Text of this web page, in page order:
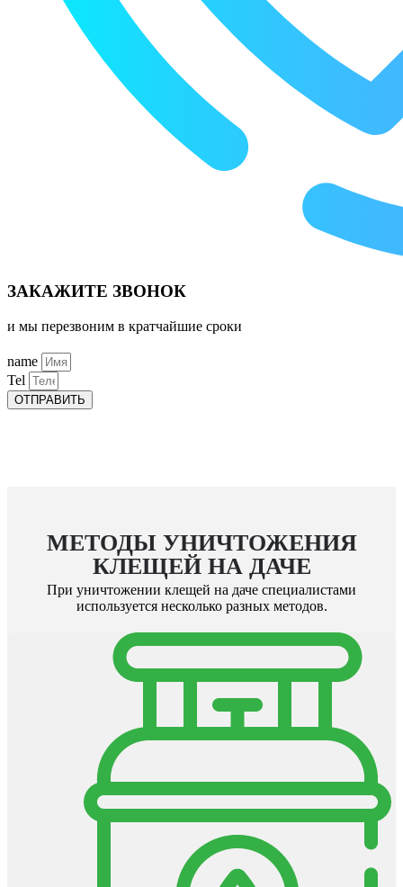
ЗАКАЖИТЕ ЗВОНОК
и мы перезвоним в кратчайшие сроки
name
Tel
ОТПРАВИТЬ
МЕТОДЫ УНИЧТОЖЕНИЯ
КЛЕЩЕЙ НА ДАЧЕ
При уничтожении клещей на даче специалистами
используется несколько разных методов.